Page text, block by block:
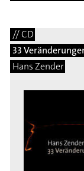
// CD
33
Hans Zender